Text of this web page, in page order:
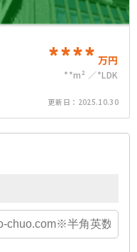
**** 万円
**m²
*LDK
更新日： 2025.10.30